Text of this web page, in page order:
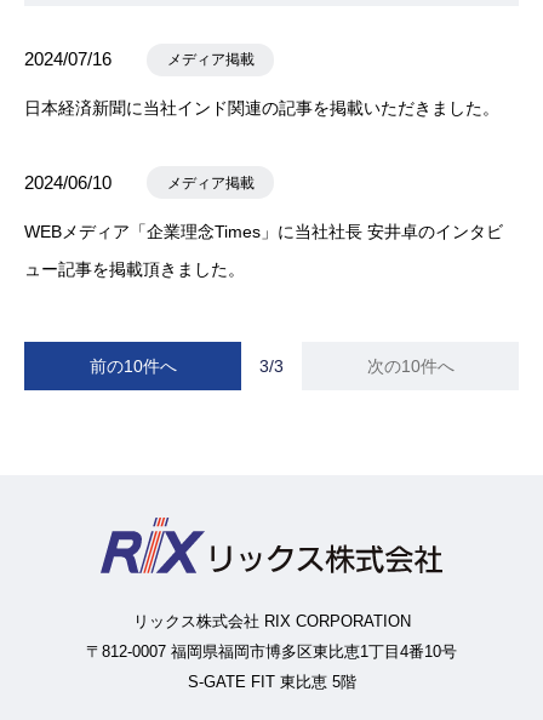
2024/07/16 メディア掲載
日本経済新聞に当社インド関連の記事を掲載いただきました。
2024/06/10 メディア掲載
WEBメディア「企業理念Times」に当社社長 安井卓のインタビ
ュー記事を掲載頂きました。
前の10件へ 3/3 次の10件へ
リックス株式会社 RIX CORPORATION
〒812-0007 福岡県福岡市博多区東比恵1丁目4番10号
S-GATE FIT 東比恵 5階